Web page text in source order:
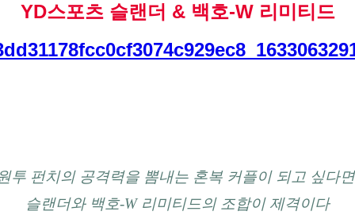
YD스포츠 슬랜더 & 백호-W 리미티드
투 펀치의 공격력을 뽐내는 혼복 커플이 되고 싶다
슬랜더와 백호-W 리미티드의 조합이 제격이다